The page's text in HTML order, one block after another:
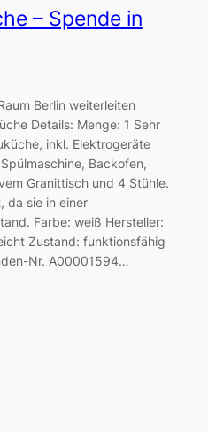
– Spende in
Berlin weiterleiten
Details: Menge: 1 Sehr
inkl. Elektrogeräte
Backofen,
Granittisch und 4 Stühle.
da sie in einer
Farbe: weiß Hersteller:
Zustand: funktionsfähig
Nr. A00001594…